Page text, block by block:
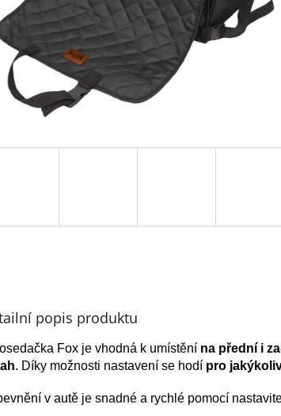
popis produktu
Fox je vhodná k umístění na přední i
. Díky možnosti nastavení se hodí pro
v autě je snadné a rychlé pomocí